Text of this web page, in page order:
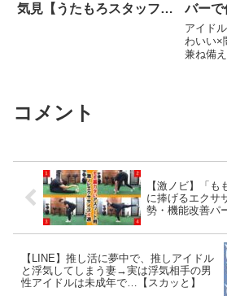
気見【うたもろスタッフ持
バーで
ープ
アイド
わいい×
兼ね備
コメント
【激ノビ】「も
に捧げるエクサ
勢・機能改善パ
【LINE】推し活に夢中で、推しアイドル
と浮気してしまう妻→実は浮気相手の男
性アイドルは未成年で…【スカッと】